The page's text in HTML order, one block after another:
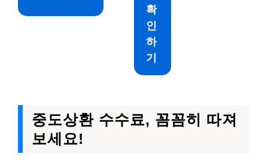
확
인
하
기
중도상환 수수료, 꼼꼼히 따져
보세요!